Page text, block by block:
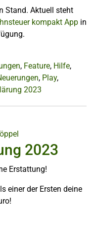
Stand. Aktuell steht
kompakt App in
, Feature, Hilfe,
, Play,
2023
2023
Erstattung!
einer der Ersten deine